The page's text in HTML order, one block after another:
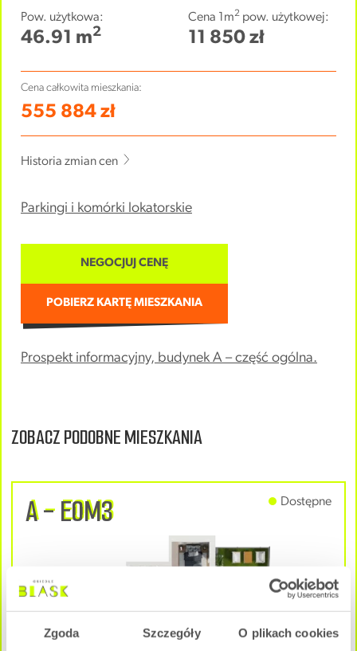
Zgoda Szczegóły O plikach cookies
Pow. użytkowa:
46.91 m2
Cena 1m2 pow. użytkowej:
11 850 zł
Cena całkowita mieszkania:
555 884 zł
Historia zmian cen
Parkingi i komórki lokatorskie
NEGOCJUJ CENĘ
POBIERZ KARTĘ MIESZKANIA
Prospekt informacyjny, budynek A – część ogólna.
ZOBACZ PODOBNE MIESZKANIA
A - E0M3 Dostępne